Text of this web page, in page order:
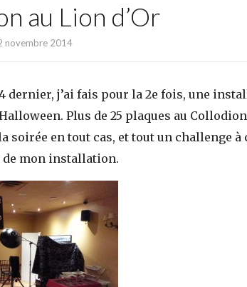
au Lion d’Or
novembre 2014
dernier, j’ai fais pour la 2e fois, une
Plus de 25 plaques au
soirée en tout cas, et tout un challenge à
de mon installation.